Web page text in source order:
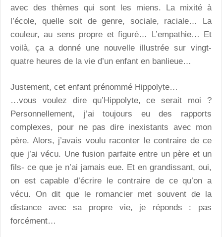
avec des thèmes qui sont les miens. La mixité à
l’école, quelle soit de genre, sociale, raciale… La
couleur, au sens propre et figuré… L’empathie… Et
voilà, ça a donné une nouvelle illustrée sur vingt-
quatre heures de la vie d’un enfant en banlieue…
Justement, cet enfant prénommé Hippolyte…
…vous voulez dire qu’Hippolyte, ce serait moi ?
Personnellement, j’ai toujours eu des rapports
complexes, pour ne pas dire inexistants avec mon
père. Alors, j’avais voulu raconter le contraire de ce
que j’ai vécu. Une fusion parfaite entre un père et un
fils- ce que je n’ai jamais eue. Et en grandissant, oui,
on est capable d’écrire le contraire de ce qu’on a
vécu. On dit que le romancier met souvent de la
distance avec sa propre vie, je réponds : pas
forcément…